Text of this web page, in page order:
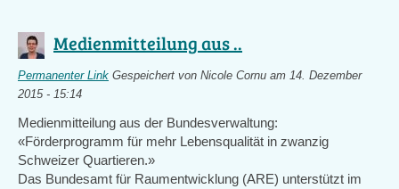
Medienmitteilung aus ..
Permanenter Link Gespeichert von Nicole Cornu am 14. Dezember
2015 - 15:14
Medienmitteilung aus der Bundesverwaltung:
«Förderprogramm für mehr Lebensqualität in zwanzig
Schweizer Quartieren.»
Das Bundesamt für Raumentwicklung (ARE) unterstützt im